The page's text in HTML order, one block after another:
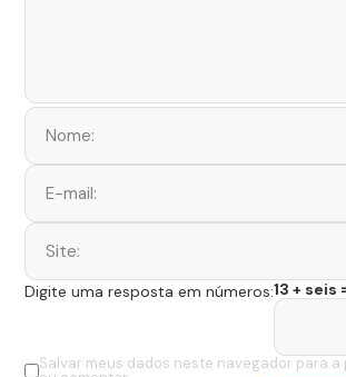
Salvar meus dados neste navegador para a
Digite uma resposta em números:13 + seis